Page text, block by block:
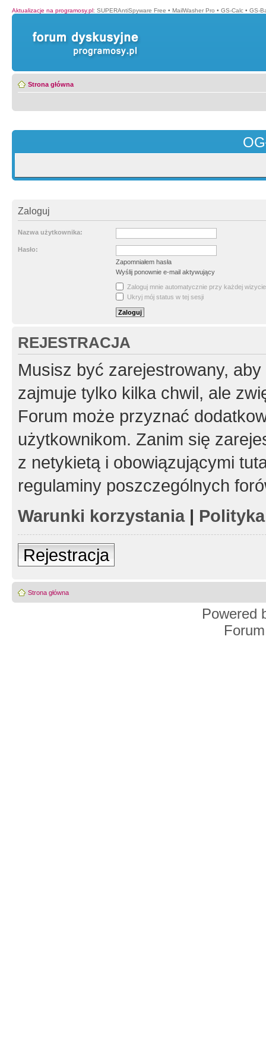
Aktualizacje na programosy.pl: SUPERAntiSpyware Free • MailWasher Pro • GS-Calc • GS-
Strona główna
Zaloguj
Nazwa użytkownika:
Hasło:
Zapomniałem hasła
Wyślij ponownie e-mail aktywujący
Zaloguj mnie automatycznie przy każdej wizycie
Ukryj mój status w tej sesji
REJESTRACJA
Musisz być zarejestrowany,
zajmuje tylko kilka chwil, ale
Forum może przyznać
użytkownikom. Zanim się
z netykietą i obowiązującymi
regulaminy poszczególnych
Warunki korzystania|
Rejestracja
Strona główna
Powered